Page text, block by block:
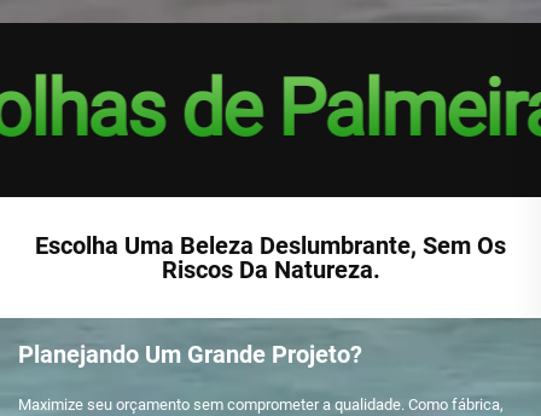
de Palmeira
Escolha Uma Beleza Deslumbrante, Sem Os
Riscos Da Natureza.
Planejando Um Grande Projeto?
Maximize seu orçamento sem comprometer a qualidade. Como fábrica,